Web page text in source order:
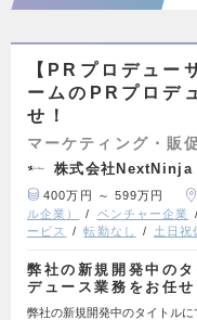
【PRプロデュー
ームのPRプロデ
せ！
マーケティング・販
株式会社NextNinja
400万円 ～ 599万円
ル企業）
ベンチャー企業
ービス
転勤なし 土日祝
弊社の新規開発中の
デュース業務をお任せ
弊社の新規開発中のタイトル